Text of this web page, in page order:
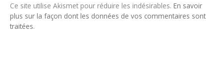
Ce site utilise Akismet pour réduire les indésirables. En savoir
plus sur la façon dont les données de vos commentaires sont
traitées.